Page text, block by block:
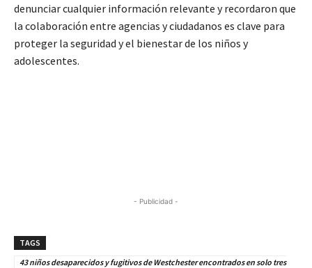
denunciar cualquier información relevante y recordaron que
la colaboración entre agencias y ciudadanos es clave para
proteger la seguridad y el bienestar de los niños y
adolescentes.
- Publicidad -
TAGS
43 niños desaparecidos y fugitivos de Westchester encontrados en solo tres